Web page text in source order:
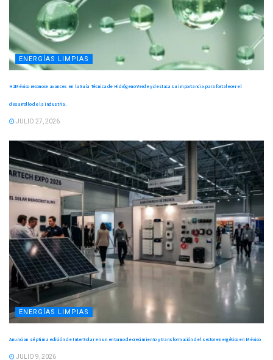
ENERGÍAS LIMPIAS
H2México reconoce avances en la Guía Técnica de Hidrógeno Verde y destaca su importancia para fortalecer el
desarrollo de la industria.
JULIO 27, 2026
ENERGÍAS LIMPIAS
Anuncian séptima edición de InterSolar en un entorno de crecimiento y transformación del sector energético en México
JULIO 9, 2026